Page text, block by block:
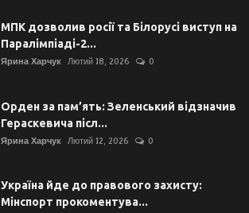
МПК дозволив росії та Білорусі виступ на
Паралімпіаді-2...
Ярина Харчук Лютий 18, 2026 0
Орден за пам’ять: Зеленський відзначив
Гераскевича післ...
Ярина Харчук Лютий 12, 2026 0
Україна йде до правового захисту:
Мінспорт прокоментува...